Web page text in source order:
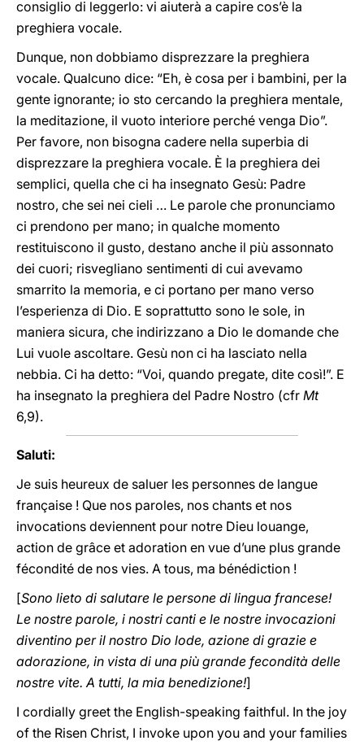
consiglio di leggerlo: vi aiuterà a capire cos’è la
preghiera vocale.
Dunque, non dobbiamo disprezzare la preghiera
vocale. Qualcuno dice: “Eh, è cosa per i bambini, per la
gente ignorante; io sto cercando la preghiera mentale,
la meditazione, il vuoto interiore perché venga Dio”.
Per favore, non bisogna cadere nella superbia di
disprezzare la preghiera vocale. È la preghiera dei
semplici, quella che ci ha insegnato Gesù: Padre
nostro, che sei nei cieli … Le parole che pronunciamo
ci prendono per mano; in qualche momento
restituiscono il gusto, destano anche il più assonnato
dei cuori; risvegliano sentimenti di cui avevamo
smarrito la memoria, e ci portano per mano verso
l’esperienza di Dio. E soprattutto sono le sole, in
maniera sicura, che indirizzano a Dio le domande che
Lui vuole ascoltare. Gesù non ci ha lasciato nella
nebbia. Ci ha detto: “Voi, quando pregate, dite così!”. E
ha insegnato la preghiera del Padre Nostro (cfr Mt
6,9).
Saluti:
Je suis heureux de saluer les personnes de langue
française ! Que nos paroles, nos chants et nos
invocations deviennent pour notre Dieu louange,
action de grâce et adoration en vue d’une plus grande
fécondité de nos vies. A tous, ma bénédiction !
[Sono lieto di salutare le persone di lingua francese!
Le nostre parole, i nostri canti e le nostre invocazioni
diventino per il nostro Dio lode, azione di grazie e
adorazione, in vista di una più grande fecondità delle
nostre vite. A tutti, la mia benedizione!]
I cordially greet the English-speaking faithful. In the joy
of the Risen Christ, I invoke upon you and your families